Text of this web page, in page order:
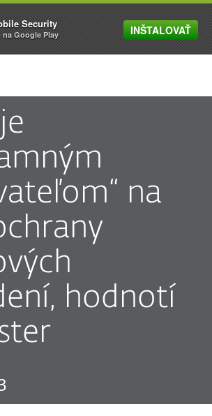
MENU
na
hodnotí
Security
na Google Play INŠTALOVAŤ